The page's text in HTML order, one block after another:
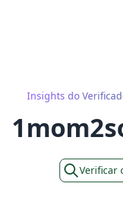
Insights do
Verificar